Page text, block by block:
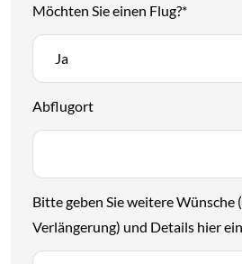
Möchten Sie einen Flug?*
Ja
Abflugort
Bitte geben Sie weitere Wünsche
Verlängerung) und Details hier ein